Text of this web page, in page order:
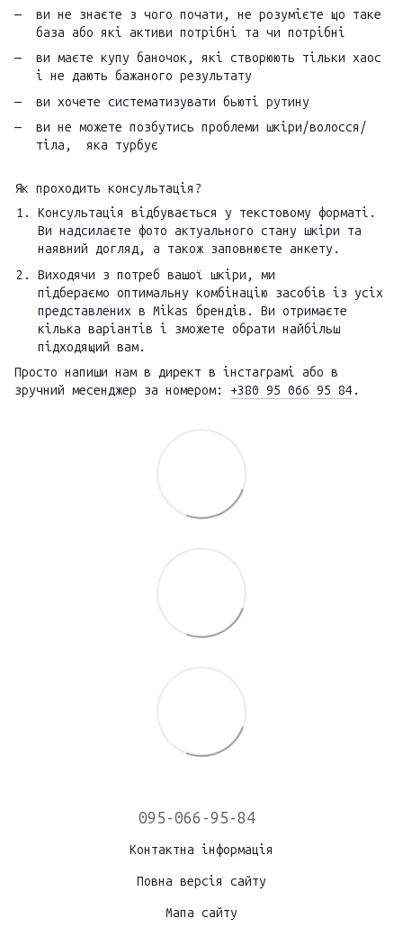
ви не знаєте з чого почати, не розумієте що таке
база або які активи потрібні та чи потрібні
ви маєте купу баночок, які створюють тільки хаос
і не дають бажаного результату
ви хочете систематизувати бьюті рутину
ви не можете позбутись проблеми шкіри/волосся/
тіла, яка турбує
Як проходить консультація?
Консультація відбувається у текстовому форматі.
Ви надсилаєте фото актуального стану шкіри та
наявний догляд, а також заповнюєте анкету.
Виходячи з потреб вашої шкіри, ми
підбераємо оптимальну комбінацію засобів із усіх
представлених в Mikas брендів. Ви отримаєте
кілька варіантів і зможете обрати найбільш
підходящий вам.
Просто напиши нам в директ в інстаграмі або в
зручний месенджер за номером: +380 95 066 95 84.
095-066-95-84
Контактна інформація
Повна версія сайту
Мапа сайту